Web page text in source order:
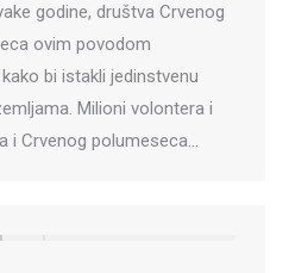
godine, društva Crvenog
ovim povodom
bi istakli jedinstvenu
Milioni volontera i
i Crvenog polumeseca…